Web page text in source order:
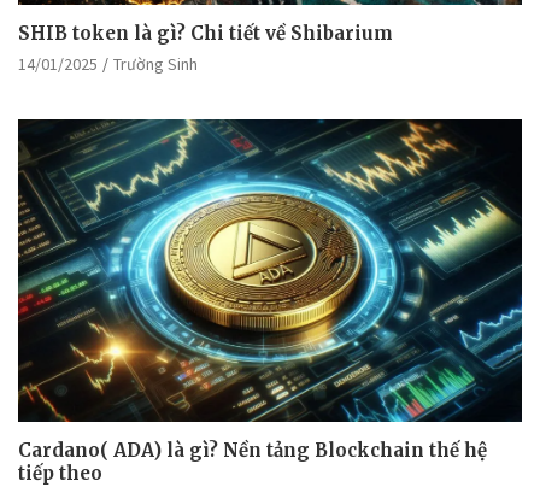
SHIB token là gì? Chi tiết về Shibarium
14/01/2025 Trường Sinh
Cardano( ADA) là gì? Nền tảng Blockchain thế hệ
tiếp theo